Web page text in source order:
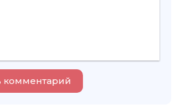
комментарий